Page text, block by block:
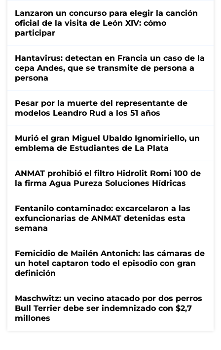
Lanzaron un concurso para elegir la canción
oficial de la visita de León XIV: cómo
participar
Hantavirus: detectan en Francia un caso de la
cepa Andes, que se transmite de persona a
persona
Pesar por la muerte del representante de
modelos Leandro Rud a los 51 años
Murió el gran Miguel Ubaldo Ignomiriello, un
emblema de Estudiantes de La Plata
ANMAT prohibió el filtro Hidrolit Romi 100 de
la firma Agua Pureza Soluciones Hídricas
Fentanilo contaminado: excarcelaron a las
exfuncionarias de ANMAT detenidas esta
semana
Femicidio de Mailén Antonich: las cámaras de
un hotel captaron todo el episodio con gran
definición
Maschwitz: un vecino atacado por dos perros
Bull Terrier debe ser indemnizado con $2,7
millones